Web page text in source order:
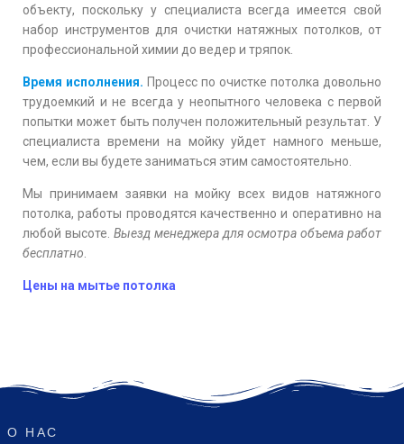
объекту, поскольку у специалиста всегда имеется свой
набор инструментов для очистки натяжных потолков, от
профессиональной химии до ведер и тряпок.
Время исполнения. Процесс по очистке потолка довольно
трудоемкий и не всегда у неопытного человека с первой
попытки может быть получен положительный результат. У
специалиста времени на мойку уйдет намного меньше,
чем, если вы будете заниматься этим самостоятельно.
Мы принимаем заявки на мойку всех видов натяжного
потолка, работы проводятся качественно и оперативно на
любой высоте. Выезд менеджера для осмотра объема работ
бесплатно
Цены на мытье потолка
О НАС